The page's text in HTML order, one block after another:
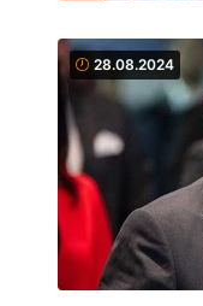
28.08.2024